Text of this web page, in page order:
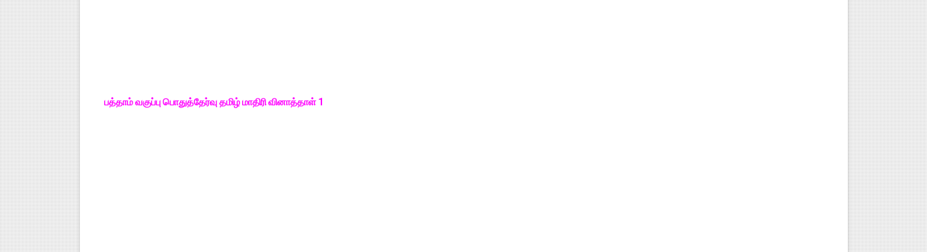
பத்தாம் வகுப்பு பொதுத்தேர்வு தமிழ் மாதிரி வினாத்தாள் 1